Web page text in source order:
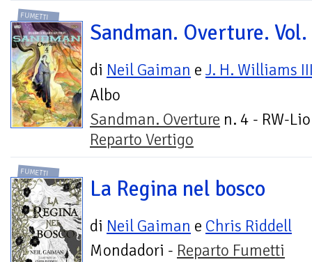
FUMETTI
Sandman. Overture.
di Neil Gaiman e J. H. Williams
Albo
Sandman. Overture n. 4 - RW-
Reparto Vertigo
FUMETTI
La Regina nel bosco
di Neil Gaiman e Chris Riddell
Mondadori - Reparto Fumetti